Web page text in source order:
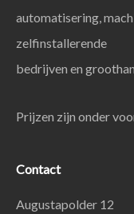
automatisering,
zelfinstallerende
bedrijven en
Prijzen zijn onder
Contact
Augustapolder 12